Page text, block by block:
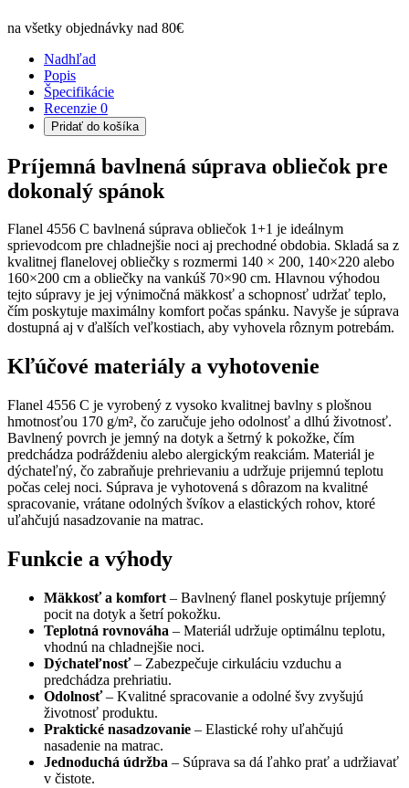
na všetky objednávky nad 80€
Nadhľad
Popis
Špecifikácie
Recenzie 0
Pridať do košíka
Príjemná bavlnená súprava obliečok pre
dokonalý spánok
Flanel 4556 C bavlnená súprava obliečok 1+1 je ideálnym
sprievodcom pre chladnejšie noci aj prechodné obdobia. Skladá sa z
kvalitnej flanelovej obliečky s rozmermi 140 × 200, 140×220 alebo
160×200 cm a obliečky na vankúš 70×90 cm. Hlavnou výhodou
tejto súpravy je jej výnimočná mäkkosť a schopnosť udržať teplo,
čím poskytuje maximálny komfort počas spánku. Navyše je súprava
dostupná aj v ďalších veľkostiach, aby vyhovela rôznym potrebám.
Kľúčové materiály a vyhotovenie
Flanel 4556 C je vyrobený z vysoko kvalitnej bavlny s plošnou
hmotnosťou 170 g/m², čo zaručuje jeho odolnosť a dlhú životnosť.
Bavlnený povrch je jemný na dotyk a šetrný k pokožke, čím
predchádza podráždeniu alebo alergickým reakciám. Materiál je
dýchateľný, čo zabraňuje prehrievaniu a udržuje prijemnú teplotu
počas celej noci. Súprava je vyhotovená s dôrazom na kvalitné
spracovanie, vrátane odolných švíkov a elastických rohov, ktoré
uľahčujú nasadzovanie na matrac.
Funkcie a výhody
Mäkkosť a komfort – Bavlnený flanel poskytuje príjemný
pocit na dotyk a šetrí pokožku.
Teplotná rovnováha – Materiál udržuje optimálnu teplotu,
vhodnú na chladnejšie noci.
Dýchateľnosť– Zabezpečuje cirkuláciu vzduchu a
predchádza prehriatiu.
Odolnosť– Kvalitné spracovanie a odolné švy zvyšujú
životnosť produktu.
Praktické nasadzovanie – Elastické rohy uľahčujú
nasadenie na matrac.
Jednoduchá údržba – Súprava sa dá ľahko prať a udržiavať
v čistote.